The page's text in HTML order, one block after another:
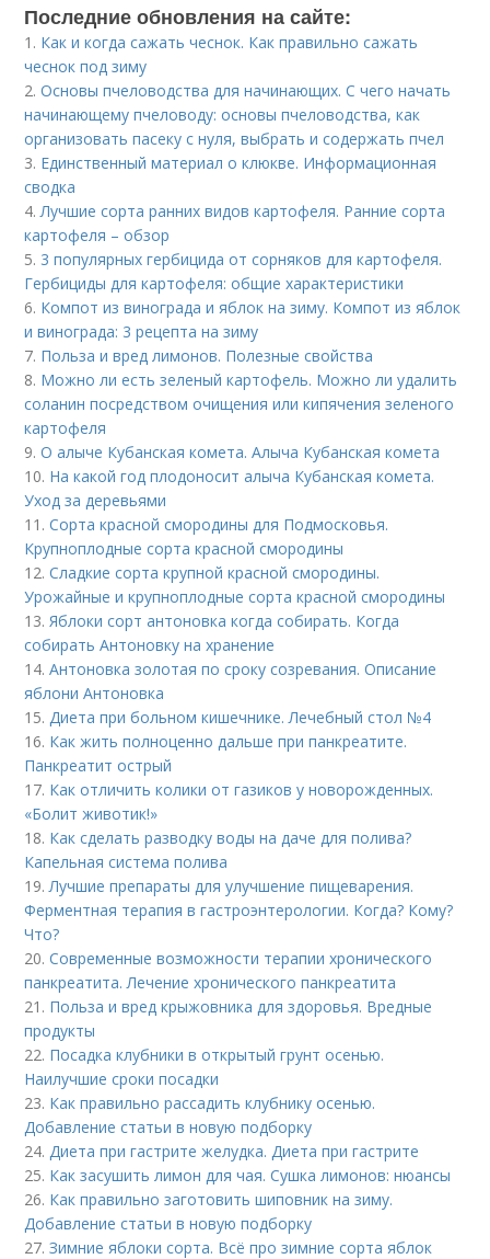
Последние обновления на сайте:
1. Как и когда сажать чеснок. Как правильно сажать
чеснок под зиму
2.Основы пчеловодства для начинающих. С чего начать
начинающему пчеловоду: основы пчеловодства, как
организовать пасеку с нуля, выбрать и содержать пчел
3. Единственный материал о клюкве. Информационная
сводка
4. Лучшие сорта ранних видов картофеля. Ранние сорта
картофеля – обзор
5. 3 популярных гербицида от сорняков для картофеля.
Гербициды для картофеля: общие характеристики
6. Компот из винограда и яблок на зиму. Компот из яблок
и винограда: 3 рецепта на зиму
7. Польза и вред лимонов. Полезные свойства
8. Можно ли есть зеленый картофель. Можно ли удалить
соланин посредством очищения или кипячения зеленого
картофеля
9.О алыче Кубанская комета. Алыча Кубанская комета
10. На какой год плодоносит алыча Кубанская комета.
Уход за деревьями
11.Сорта красной смородины для Подмосковья.
Крупноплодные сорта красной смородины
12.Сладкие сорта крупной красной смородины.
Урожайные и крупноплодные сорта красной смородины
13. Яблоки сорт антоновка когда собирать. Когда
собирать Антоновку на хранение
14.Антоновка золотая по сроку созревания. Описание
яблони Антоновка
15. Диета при больном кишечнике. Лечебный стол №4
16. Как жить полноценно дальше при панкреатите.
Панкреатит острый
17. Как отличить колики от газиков у новорожденных.
«Болит животик!»
18. Как сделать разводку воды на даче для полива?
Капельная система полива
19. Лучшие препараты для улучшение пищеварения.
Ферментная терапия в гастроэнтерологии. Когда? Кому?
Что?
20.Современные возможности терапии хронического
панкреатита. Лечение хронического панкреатита
21. Польза и вред крыжовника для здоровья. Вредные
продукты
22. Посадка клубники в открытый грунт осенью.
Наилучшие сроки посадки
23. Как правильно рассадить клубнику осенью.
Добавление статьи в новую подборку
24. Диета при гастрите желудка. Диета при гастрите
25. Как засушить лимон для чая. Сушка лимонов: нюансы
26. Как правильно заготовить шиповник на зиму.
Добавление статьи в новую подборку
27.Зимние яблоки сорта. Всё про зимние сорта яблок